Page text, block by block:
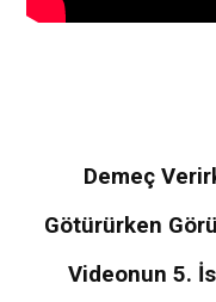
Demeç
Götürürken
Videonun 5.